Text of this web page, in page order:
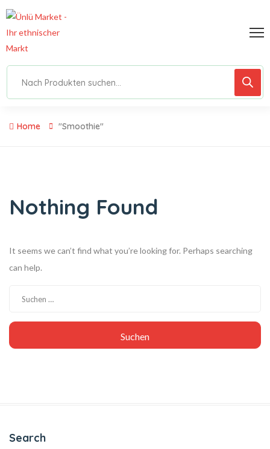
Home "Smoothie"
Nothing Found
It seems we can’t find what you’re looking for. Perhaps searching
can help.
Search